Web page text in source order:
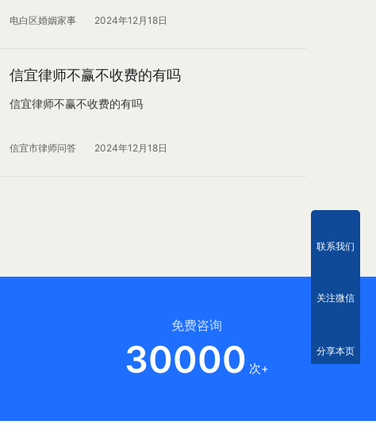
电白区婚姻家事 2024年12月18日
信宜律师不赢不收费的有吗
信宜律师不赢不收费的有吗
信宜市律师问答 2024年12月18日
免费咨询
30000 次+
联系我们
关注微信
分享本页